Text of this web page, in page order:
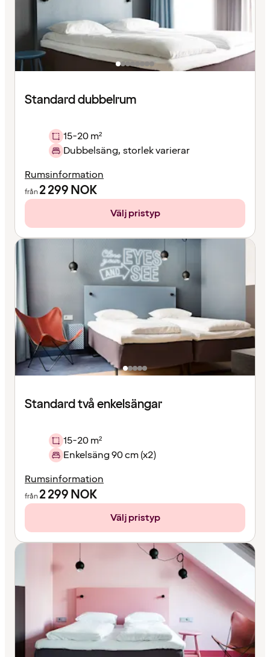
Standard dubbelrum
15-20 m²
Dubbelsäng, storlek varierar
Rumsinformation
från2 299NOK
Välj pristyp
Standard två enkelsängar
15-20 m²
Enkelsäng 90 cm (x2)
Rumsinformation
från2 299NOK
Välj pristyp